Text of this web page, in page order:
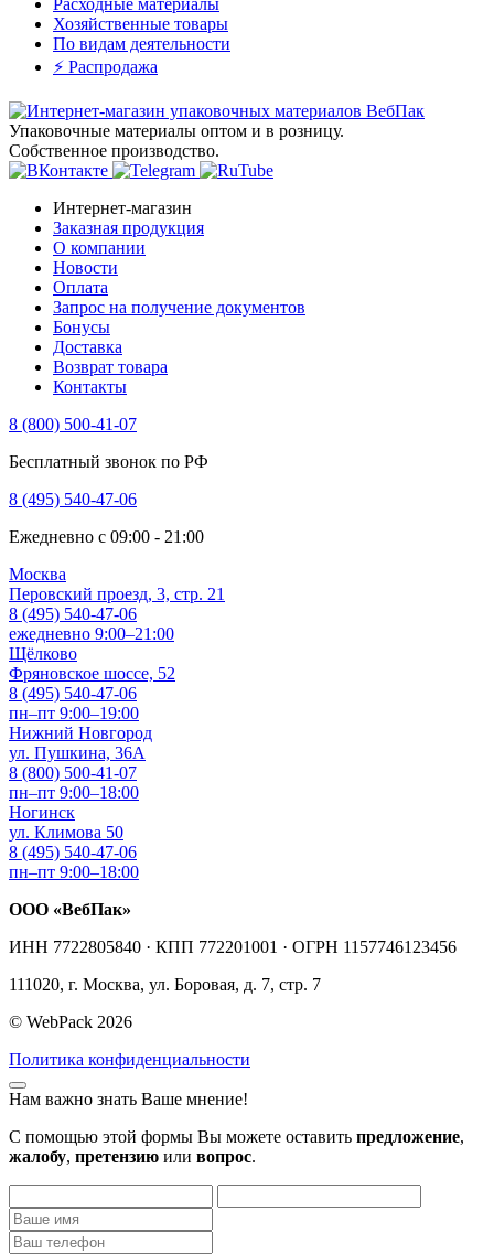
Хозяйственные товары
По видам деятельности
⚡️ Распродажа
Упаковочные материалы оптом и в розницу.
Собственное производство.
Интернет-магазин
Заказная продукция
О компании
Новости
Оплата
Запрос на получение документов
Бонусы
Доставка
Возврат товара
Контакты
8 (800) 500-41-07
Бесплатный звонок по РФ
8 (495) 540-47-06
Ежедневно с 09:00 - 21:00
Москва
Перовский проезд, 3, стр. 21
8 (495) 540-47-06
ежедневно 9:00–21:00
Щёлково
Фряновское шоссе, 52
8 (495) 540-47-06
пн–пт 9:00–19:00
Нижний Новгород
ул. Пушкина, 36А
8 (800) 500-41-07
пн–пт 9:00–18:00
Ногинск
ул. Климова 50
8 (495) 540-47-06
пн–пт 9:00–18:00
ООО «ВебПак»
ИНН 7722805840 · КПП 772201001 · ОГРН 1157746123456
111020, г. Москва, ул. Боровая, д. 7, стр. 7
© WebPack 2026
Политика конфиденциальности
Нам важно знать Ваше мнение!
С помощью этой формы Вы можете оставить предложение,
жалобу, претензию или вопрос.